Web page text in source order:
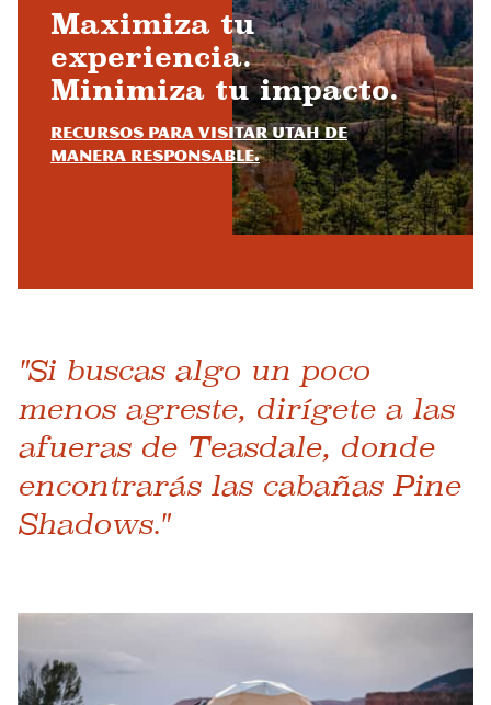
Maximiza tu
experiencia.
Minimiza tu impacto.
Recursos para visitar Utah de
manera responsable.
"Si buscas algo un poco
menos agreste, dirígete a las
afueras de Teasdale, donde
encontrarás las cabañas Pine
Shadows."